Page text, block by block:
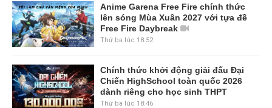
Anime Garena Free Fire chính thức
lên sóng Mùa Xuân 2027 với tựa đề
Free Fire Daybreak
Thứ ba lúc 18:52
Chính thức khởi động giải đấu Đại
Chiến HighSchool toàn quốc 2026
dành riêng cho học sinh THPT
Thứ ba lúc 18:46